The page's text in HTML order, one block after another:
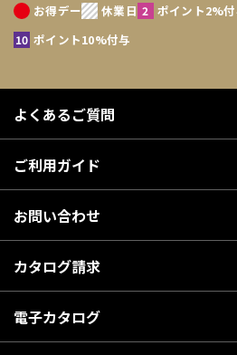
お得デー 休業日 ポイント2%
ポイント10%付与
よくあるご質問
ご利用ガイド
お問い合わせ
カタログ請求
電子カタログ